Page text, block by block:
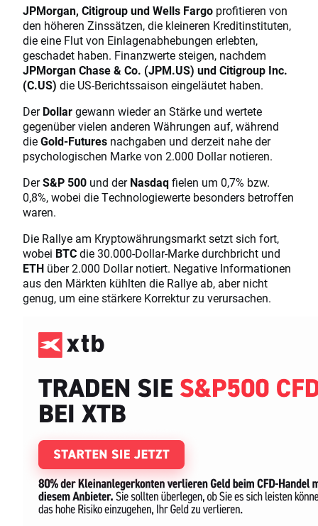
JPMorgan, Citigroup und Wells Fargo profitieren von
den höheren Zinssätzen, die kleineren Kreditinstituten,
die eine Flut von Einlagenabhebungen erlebten,
geschadet haben. Finanzwerte steigen, nachdem
JPMorgan Chase & Co. (JPM.US) und Citigroup Inc.
(C.US) die US-Berichtssaison eingeläutet haben.
DerDollargewann wieder an Stärke und wertete
gegenüber vielen anderen Währungen auf, während
dieGold-Futures nachgaben und derzeit nahe der
psychologischen Marke von 2.000 Dollar notieren.
DerS&P 500 und derNasdaqfielen um 0,7% bzw.
0,8%, wobei die Technologiewerte besonders betroffen
waren.
Die Rallye am Kryptowährungsmarkt setzt sich fort,
wobei BTCdie 30.000-Dollar-Marke durchbricht und
ETH über 2.000 Dollar notiert. Negative Informationen
aus den Märkten kühlten die Rallye ab, aber nicht
genug, um eine stärkere Korrektur zu verursachen.